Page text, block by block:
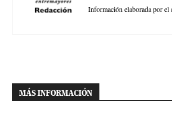
Información elaborada por el
MÁS INFORMACIÓN